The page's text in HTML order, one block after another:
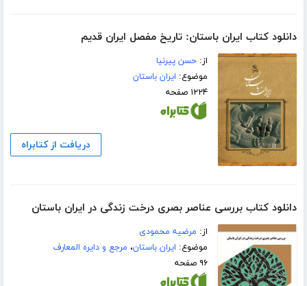
دانلود کتاب ایران باستان: تاریخ مفصل ایران قدیم
از:حسن پیرنیا
موضوع: ایران باستان
۱۲۲۴ صفحه
دریافت از کتابراه
دانلود کتاب بررسی عناصر بصری درخت زندگی در ایران باستان
از: مرضیه محمودی
موضوع: ایران باستان، مرجع و دایره المعارف
۹۶ صفحه